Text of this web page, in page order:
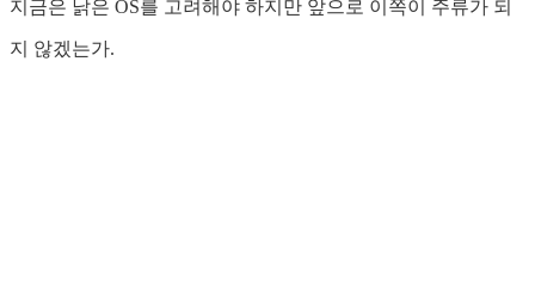
지금은 낡은 OS를 고려해야 하지만 앞으로 이쪽이 주류가 되
지 않겠는가.